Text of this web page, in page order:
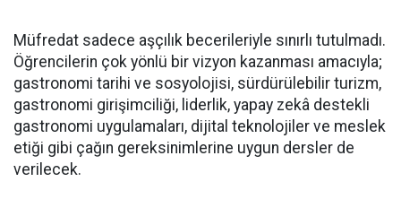
Müfredat sadece aşçılık becerileriyle sınırlı tutulmadı.
Öğrencilerin çok yönlü bir vizyon kazanması amacıyla;
gastronomi tarihi ve sosyolojisi, sürdürülebilir turizm,
gastronomi girişimciliği, liderlik, yapay zekâ destekli
gastronomi uygulamaları, dijital teknolojiler ve meslek
etiği gibi çağın gereksinimlerine uygun dersler de
verilecek.